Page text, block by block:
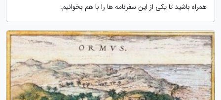
همراه باشید تا یکی از این سفرنامه ها را با هم بخوانیم.